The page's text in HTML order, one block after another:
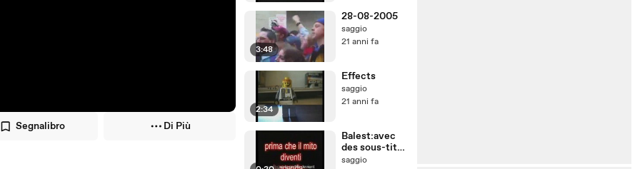
Segnalibro Di Più
3:48
28-08-2005
saggio
21 anni fa
2:34
Effects
saggio
21 anni fa
Balest:avec
des sous-titre
en français
saggio